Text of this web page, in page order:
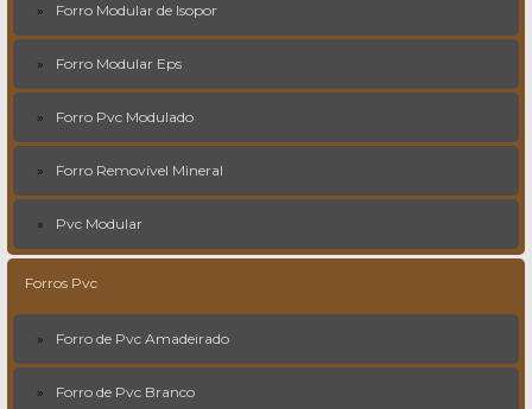
Forro Modular de Isopor
Forro Modular Eps
Forro Pvc Modulado
Forro Removível Mineral
Pvc Modular
Forros Pvc
Forro de Pvc Amadeirado
Forro de Pvc Branco